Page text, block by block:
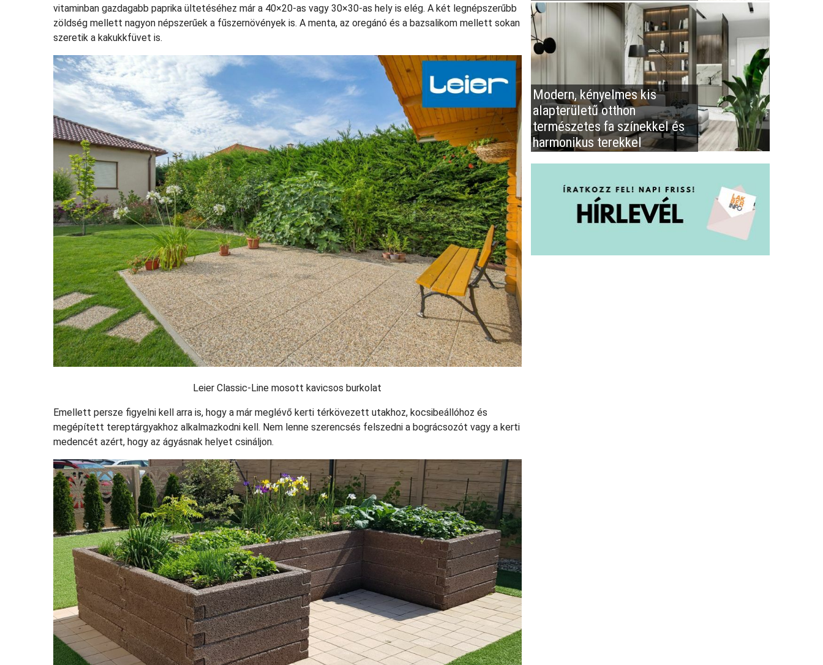
vitaminban gazdagabb paprika ültetéséhez már a 40×20-as vagy 30×30-as hely is elég. A két legnépszerűbb
zöldség mellett nagyon népszerűek a fűszernövények is. A menta, az oregánó és a bazsalikom mellett sokan
szeretik a kakukkfüvet is.
Leier Classic-Line mosott kavicsos burkolat
Emellett persze figyelni kell arra is, hogy a már meglévő kerti térkövezett utakhoz, kocsibeállóhoz és
megépített tereptárgyakhoz alkalmazkodni kell. Nem lenne szerencsés felszedni a bográcsozót vagy a kerti
medencét azért, hogy az ágyásnak helyet csináljon.
Modern, kényelmes kis
alapterületű otthon
természetes fa színekkel és
harmonikus terekkel